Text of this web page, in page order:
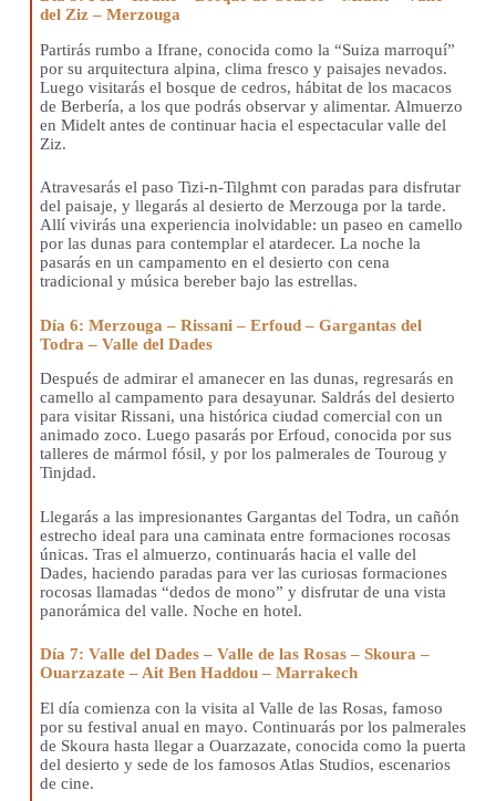
del Ziz – Merzouga
Partirás rumbo a Ifrane, conocida como la “Suiza marroquí”
por su arquitectura alpina, clima fresco y paisajes nevados.
Luego visitarás el bosque de cedros, hábitat de los macacos
de Berbería, a los que podrás observar y alimentar. Almuerzo
en Midelt antes de continuar hacia el espectacular valle del
Ziz.
Atravesarás el paso Tizi-n-Tilghmt con paradas para disfrutar
del paisaje, y llegarás al desierto de Merzouga por la tarde.
Allí vivirás una experiencia inolvidable: un paseo en camello
por las dunas para contemplar el atardecer. La noche la
pasarás en un campamento en el desierto con cena
tradicional y música bereber bajo las estrellas.
Día 6: Merzouga – Rissani – Erfoud – Gargantas del
Todra – Valle del Dades
Después de admirar el amanecer en las dunas, regresarás en
camello al campamento para desayunar. Saldrás del desierto
para visitar Rissani, una histórica ciudad comercial con un
animado zoco. Luego pasarás por Erfoud, conocida por sus
talleres de mármol fósil, y por los palmerales de Touroug y
Tinjdad.
Llegarás a las impresionantes Gargantas del Todra, un cañón
estrecho ideal para una caminata entre formaciones rocosas
únicas. Tras el almuerzo, continuarás hacia el valle del
Dades, haciendo paradas para ver las curiosas formaciones
rocosas llamadas “dedos de mono” y disfrutar de una vista
panorámica del valle. Noche en hotel.
Día 7: Valle del Dades – Valle de las Rosas – Skoura –
Ouarzazate – Ait Ben Haddou – Marrakech
El día comienza con la visita al Valle de las Rosas, famoso
por su festival anual en mayo. Continuarás por los palmerales
de Skoura hasta llegar a Ouarzazate, conocida como la puerta
del desierto y sede de los famosos Atlas Studios, escenarios
de cine.